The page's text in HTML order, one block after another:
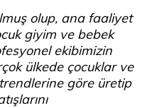
olup, ana faaliyet
giyim ve bebek
ekibimizin
ülkede çocuklar ve
göre üretip